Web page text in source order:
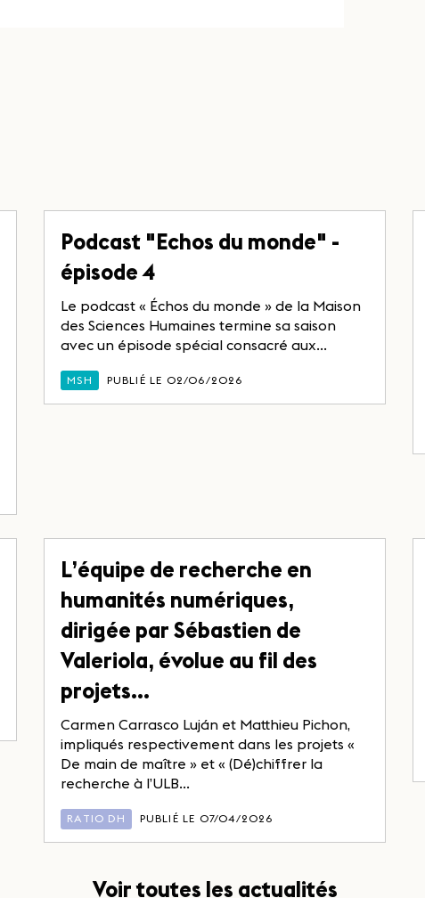
Podcast "Echos du monde" -
épisode 4
Le podcast « Échos du monde » de la Maison
des Sciences Humaines termine sa saison
avec un épisode spécial consacré aux...
MSH PUBLIÉ LE 02/06/2026
L’équipe de recherche en
humanités numériques,
dirigée par Sébastien de
Valeriola, évolue au fil des
projets…
Carmen Carrasco Luján et Matthieu Pichon,
impliqués respectivement dans les projets «
De main de maître » et « (Dé)chiffrer la
recherche à l’ULB...
RATIO DH PUBLIÉ LE 07/04/2026
Voir toutes les actualités